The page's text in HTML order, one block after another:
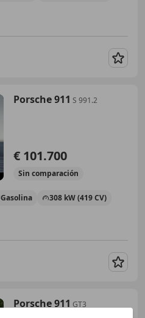
Porsche 911 S 991.2
€ 101.700
Sin comparación
Gasolina 308 kW (419 CV)
Porsche 911 GT3